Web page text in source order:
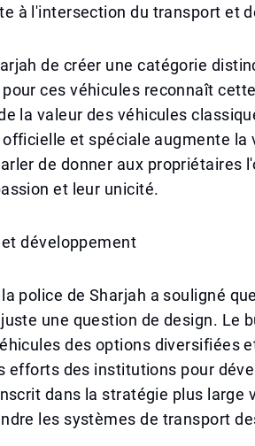
à l'intersection du transport et
de créer une catégorie
ces véhicules reconnaît
la valeur des véhicules
et spéciale augmente la
de donner aux propriétaires
et leur unicité.
développement
police de Sharjah a souligné
une question de design. Le
des options diversifiées
efforts des institutions pour
dans la stratégie plus large
les systèmes de transport